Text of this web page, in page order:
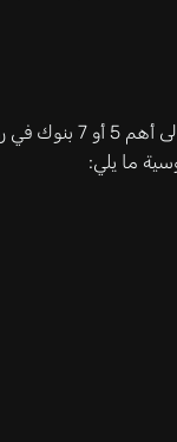
يوجد في روسيا الاتحادية مئات البنوك
ما يلي: